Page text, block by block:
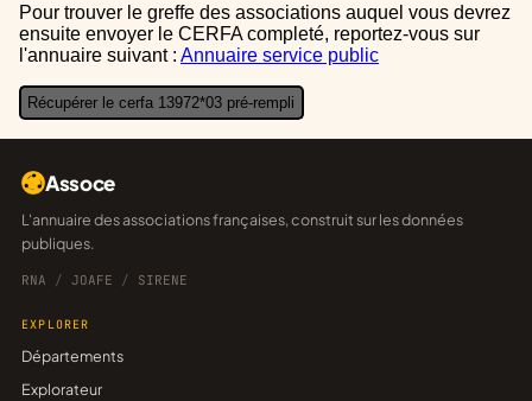
Pour trouver le greffe des associations auquel vous devrez
ensuite envoyer le CERFA completé, reportez-vous sur
l'annuaire suivant : Annuaire service public
Récupérer le cerfa 13972*03 pré-rempli
Assoce
L'annuaire des associations françaises, construit sur les données
publiques.
RNA / JOAFE / SIRENE
EXPLORER
Départements
Explorateur